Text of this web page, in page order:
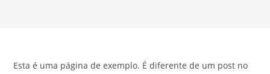
Esta é uma página de exemplo. É diferente de um post no